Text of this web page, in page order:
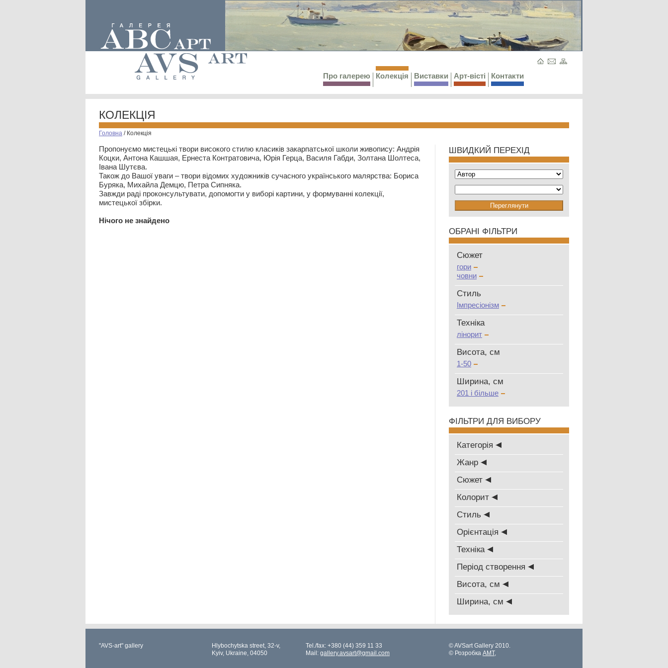
Про галерею Колекція Виставки Арт-вісті Контакти
КОЛЕКЦІЯ
Головна / Колекція
Пропонуємо мистецькі твори високого стилю класиків закарпатської школи живопису: Андрія
Коцки, Антона Кашшая, Ернеста Контратовича, Юрія Герца, Василя Габди, Золтана Шолтеса,
Івана Шутєва.
Також до Вашої уваги – твори відомих художників сучасного українського малярства: Бориса
Буряка, Михайла Демцю, Петра Сипняка.
Завжди раді проконсультувати, допомогти у виборі картини, у формуванні колекції,
мистецької збірки.
Нiчого не знайдено
ШВИДКИЙ ПЕРЕХІД
ОБРАНІ ФІЛЬТРИ
Сюжет
гори
човни
Стиль
Імпресіонізм
Техніка
лінорит
Висота, см
1-50
Ширина, см
201 і більше
ФІЛЬТРИ ДЛЯ ВИБОРУ
Категорія
Жанр
Сюжет
Колорит
Стиль
Oрієнтація
Техніка
Період створення
Висота, см
Ширина, см
"AVS-art" gallery
Hlybochytska street, 32-v,
Kyiv, Ukraine, 04050
Tel./fax: +380 (44) 359 11 33
Mail: gallery.avsart@gmail.com
© AVSart Gallery 2010.
© Розробка AMT,